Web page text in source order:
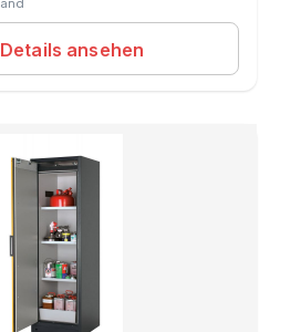
Details ansehen